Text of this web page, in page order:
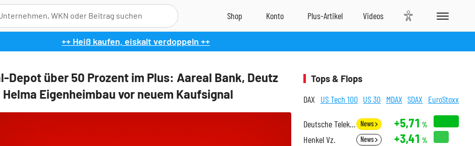
++ Heiß kaufen, eiskalt verdoppeln ++
Depot über 50 Prozent im Plus: Aareal Bank, Deutz
Helma Eigenheimbau vor neuem Kaufsignal
Tops & Flops
DAX US Tech 100 US 30 MDAX SDAX EuroStoxx
Deutsche Telekom News +5,71 %
Henkel Vz. News +3,41 %